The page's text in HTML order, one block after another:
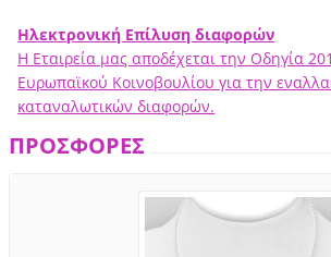
Ηλεκτρονική Επίλυση διαφορών
Η Εταιρεία μας αποδέχεται την Οδηγία
Ευρωπαϊκού Κοινοβουλίου για την
καταναλωτικών διαφορών.
ΠΡΟΣΦΟΡΕΣ